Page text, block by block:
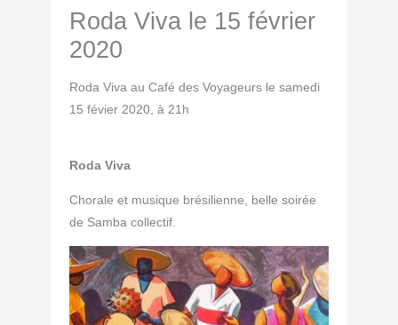
Roda Viva le 15 février
2020
Roda Viva au Café des Voyageurs le samedi
15 févier 2020, à 21h
Roda Viva
Chorale et musique brésilienne, belle soirée
de Samba collectif.